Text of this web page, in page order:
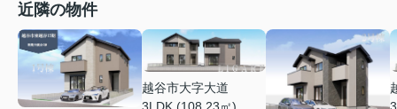
近隣の物件
越谷市大字大道